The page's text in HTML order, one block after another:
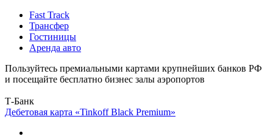
Fast Track
Трансфер
Гостиницы
Аренда авто
Пользуйтесь премиальными картами крупнейших банков РФ
и посещайте бесплатно бизнес залы аэропортов
Т-Банк
Дебетовая карта «Tinkoff Black Premium»